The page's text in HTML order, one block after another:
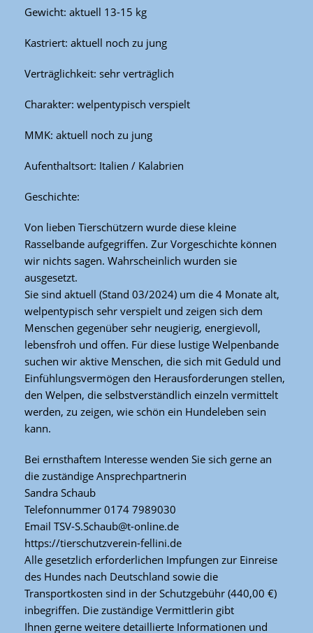
Gewicht: aktuell 13-15 kg
Kastriert: aktuell noch zu jung
Verträglichkeit: sehr verträglich
Charakter: welpentypisch verspielt
MMK: aktuell noch zu jung
Aufenthaltsort: Italien / Kalabrien
Geschichte:
Von lieben Tierschützern wurde diese kleine
Rasselbande aufgegriffen. Zur Vorgeschichte können
wir nichts sagen. Wahrscheinlich wurden sie
ausgesetzt.
Sie sind aktuell (Stand 03/2024) um die 4 Monate alt,
welpentypisch sehr verspielt und zeigen sich dem
Menschen gegenüber sehr neugierig, energievoll,
lebensfroh und offen. Für diese lustige Welpenbande
suchen wir aktive Menschen, die sich mit Geduld und
Einfühlungsvermögen den Herausforderungen stellen,
den Welpen, die selbstverständlich einzeln vermittelt
werden, zu zeigen, wie schön ein Hundeleben sein
kann.
Bei ernsthaftem Interesse wenden Sie sich gerne an
die zuständige Ansprechpartnerin
Sandra Schaub
Telefonnummer 0174 7989030
Email TSV-S.Schaub@t-online.de
https://tierschutzverein-fellini.de
Alle gesetzlich erforderlichen Impfungen zur Einreise
des Hundes nach Deutschland sowie die
Transportkosten sind in der Schutzgebühr (440,00 €)
inbegriffen. Die zuständige Vermittlerin gibt
Ihnen gerne weitere detaillierte Informationen und